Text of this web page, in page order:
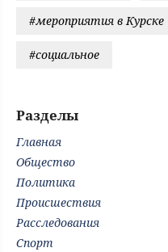
#мероприятия в Курске
#социальное
Разделы
Главная
Общество
Политика
Происшествия
Расследования
Спорт